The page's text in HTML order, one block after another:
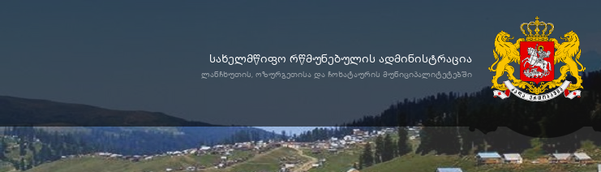
სახელმწიფო რწმუნებულის ადმინისტრაცია
ლანჩხუთის, ოზურგეთისა და ჩოხატაურის მუნიციპალიტეტებში